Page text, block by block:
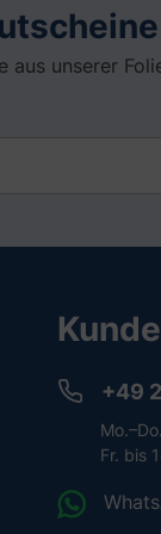
unserer
+49
Fr. bis